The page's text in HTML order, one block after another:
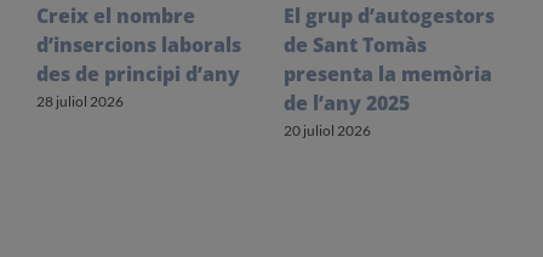
Creix el nombre
d’insercions laborals
des de principi d’any
28 juliol 2026
El grup d’autogestors
de Sant Tomàs
presenta la memòria
de l’any 2025
20 juliol 2026